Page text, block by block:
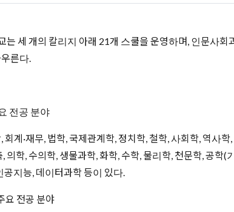
는 세 개의 칼리지 아래 21개 스쿨을 운영하며, 인문사회
른다.
전공 분야
회계·재무, 법학, 국제관계학, 정치학, 철학, 사회학, 역사
, 의학, 수의학, 생물과학, 화학, 수학, 물리학, 천문학, 공학(
공지능, 데이터과학 등이 있다.
요 전공 분야